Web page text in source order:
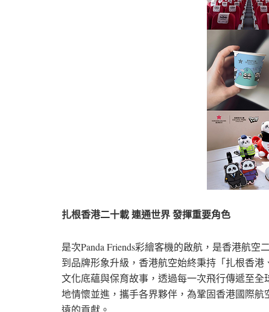
扎根香港二十載 連通世界 發揮重要角色
是次Panda Friends彩繪客機的啟航，是香港航
到品牌形象升級，香港航空始終秉持「扎根香港
文化底蘊與保育故事，透過每一次飛行傳遞至
地情懷並進，攜手各界夥伴，為鞏固香港國際